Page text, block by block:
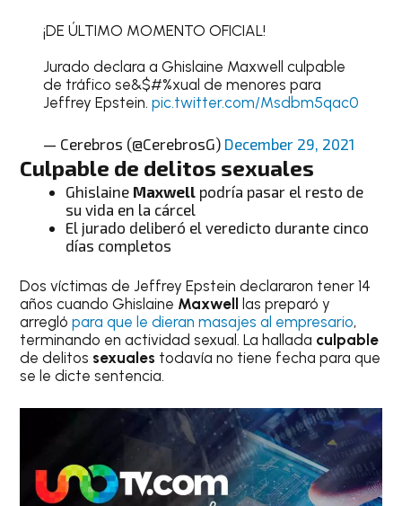
¡DE ÚLTIMO MOMENTO OFICIAL!
Jurado declara a Ghislaine Maxwell culpable
de tráfico se&$#%xual de menores para
Jeffrey Epstein. pic.twitter.com/Msdbm5qac0
— Cerebros (@CerebrosG) December 29, 2021
Culpable de delitos sexuales
Ghislaine Maxwell podría pasar el resto de
su vida en la cárcel
El jurado deliberó el veredicto durante cinco
días completos
Dos víctimas de Jeffrey Epstein declararon tener 14
años cuando Ghislaine Maxwell
las preparó y
arreglópara que le dieran masajes al empresario,
terminando en actividad sexual. La hallada culpable
de delitos sexuales todavía no tiene fecha para que
se le dicte sentencia.